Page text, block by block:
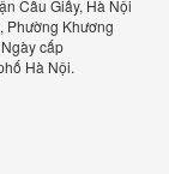
Cầu Giấy, Hà Nội
Phường Khương
cấp
Hà Nội.